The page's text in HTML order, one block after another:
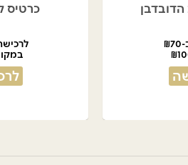
כרטיס
לרכישה
במקום